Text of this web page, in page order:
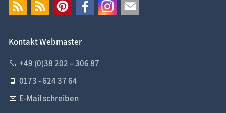
Kontakt Webmaster
+49 (0)38 202 – 306 87
0173 - 624 37 64
E-Mail schreiben